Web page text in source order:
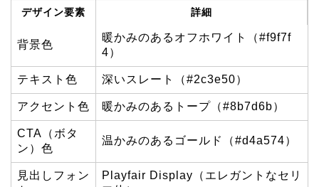
デザイン要素 詳細
背景色
暖かみのあるオフホワイト（#f9f7f
4）
テキスト色 深いスレート（#2c3e50）
アクセント色 暖かみのあるトープ（#8b7d6b）
CTA（ボタ
ン）色
温かみのあるゴールド（#d4a574）
見出しフォン
Playfair Display（エレガントなセリ